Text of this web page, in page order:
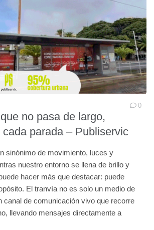
no pasa de largo,
cada parada – Publiservic
0
sinónimo de movimiento, luces y
nuestro entorno se llena de brillo y
hacer más que destacar: puede
El tranvía no es solo un medio de
canal de comunicación vivo que recorre
llevando mensajes directamente a